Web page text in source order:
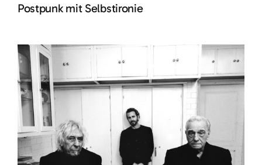
Postpunk mit Selbstironie